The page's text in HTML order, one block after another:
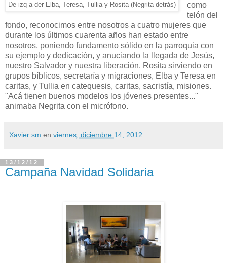
De izq a der Elba, Teresa, Tullia y Rosita (Negrita detrás)
como
telón del
fondo, reconocimos entre nosotros a cuatro mujeres que
durante los últimos cuarenta años han estado entre
nosotros, poniendo fundamento sólido en la parroquia con
su ejemplo y dedicación, y anuciando la llegada de Jesús,
nuestro Salvador y nuestra liberación. Rosita sirviendo en
grupos bíblicos, secretaría y migraciones, Elba y Teresa en
caritas, y Tullia en catequesis, caritas, sacristía, misiones.
"Acá tienen buenos modelos los jóvenes presentes..."
animaba Negrita con el micrófono.
Xavier sm en viernes, diciembre 14, 2012
13/12/12
Campaña Navidad Solidaria